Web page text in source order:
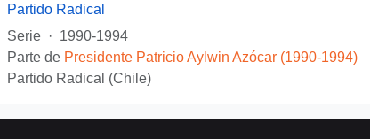
Partido Radical
Serie · 1990-1994
Parte de Presidente Patricio Aylwin Azócar (1990-1994)
Partido Radical (Chile)